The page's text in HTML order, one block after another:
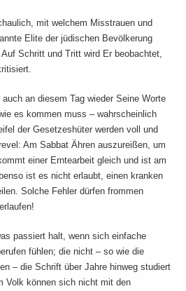
mit welchem Misstrauen und
Elite der jüdischen Bevölkerung
Schritt und Tritt wird Er beobachtet,
an diesem Tag wieder Seine Worte
es kommen muss – wahrscheinlich
der Gesetzeshüter werden voll und
Am Sabbat Ähren auszureißen, um
einer Erntearbeit gleich und ist am
ist es nicht erlaubt, einen kranken
Solche Fehler dürfen frommen
passiert halt, wenn sich einfache
fühlen; die nicht – so wie die
– die Schrift über Jahre hinweg studiert
Volk können sich nicht mit den